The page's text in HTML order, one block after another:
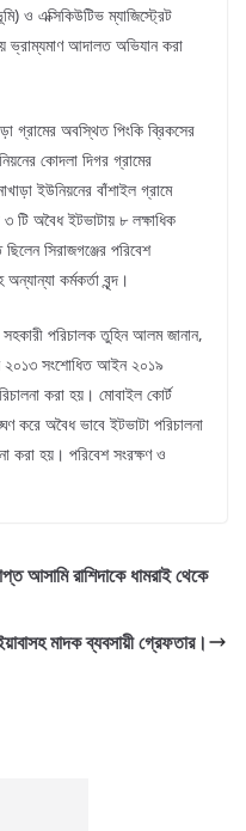
ও এক্সিকিউটিভ ম্যাজিস্ট্রেট
ভ্রাম্যমাণ আদালত অভিযান করা
গ্রামের অবস্থিত পিংকি ব্রিকসের
কোদলা দিগর গ্রামের
ইউনিয়নের বাঁশাইল গ্রামে
টি অবৈধ ইটভাটায় ৮ লক্ষাধিক
সিরাজগঞ্জের পরিবেশ
কর্মকর্তা বৃন্দ।
পরিচালক তুহিন আলম জানান,
২০১৩ সংশোধিত আইন ২০১৯
করা হয়। মোবাইল কোর্ট
করে অবৈধ ভাবে ইটভাটা পরিচালনা
করা হয়। পরিবেশ সংরক্ষণ ও
আসামি রাশিদাকে ধামরাই থেকে
মাদক ব্যবসায়ী গ্রেফতার।